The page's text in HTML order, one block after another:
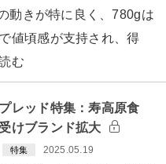
動きが特に良く、780gは
値頃感が支持され、得
む
レッド特集：寿高原食
けブランド拡大
特集 2025.05.19